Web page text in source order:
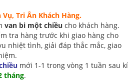
Tri Ân Khách Hàng.
van bi một chiều cho khách hàng.
tra hàng trước khi giao hàng cho
nhiệt tình, giải đáp thắc mắc, giao
mới 1-1 trong vòng 1 tuần sau kí
tháng.